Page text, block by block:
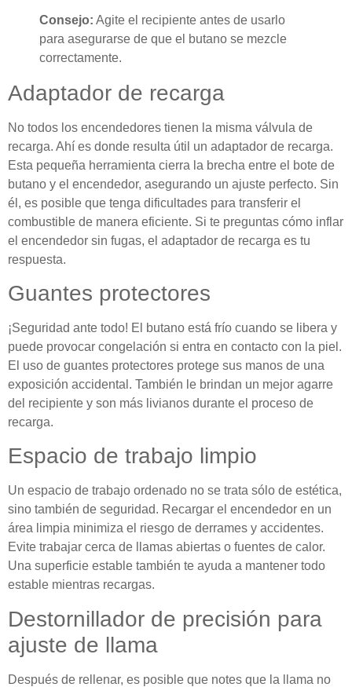
Consejo: Agite el recipiente antes de usarlo
para asegurarse de que el butano se mezcle
correctamente.
Adaptador de recarga
No todos los encendedores tienen la misma válvula de
recarga. Ahí es donde resulta útil un adaptador de recarga.
Esta pequeña herramienta cierra la brecha entre el bote de
butano y el encendedor, asegurando un ajuste perfecto. Sin
él, es posible que tenga dificultades para transferir el
combustible de manera eficiente. Si te preguntas cómo inflar
el encendedor sin fugas, el adaptador de recarga es tu
respuesta.
Guantes protectores
¡Seguridad ante todo! El butano está frío cuando se libera y
puede provocar congelación si entra en contacto con la piel.
El uso de guantes protectores protege sus manos de una
exposición accidental. También le brindan un mejor agarre
del recipiente y son más livianos durante el proceso de
recarga.
Espacio de trabajo limpio
Un espacio de trabajo ordenado no se trata sólo de estética,
sino también de seguridad. Recargar el encendedor en un
área limpia minimiza el riesgo de derrames y accidentes.
Evite trabajar cerca de llamas abiertas o fuentes de calor.
Una superficie estable también te ayuda a mantener todo
estable mientras recargas.
Destornillador de precisión para
ajuste de llama
Después de rellenar, es posible que notes que la llama no